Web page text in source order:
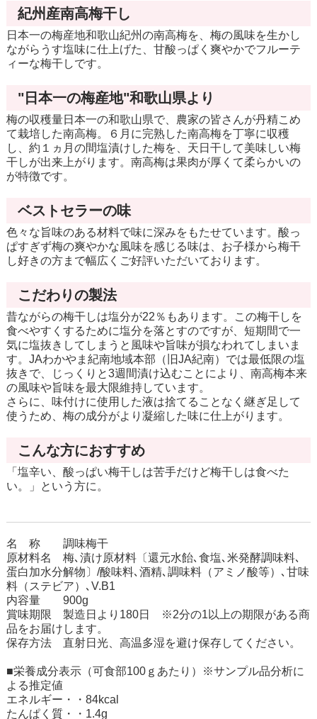
紀州産南高梅干し
日本一の梅産地和歌山紀州の南高梅を、梅の風味を生かし
ながらうす塩味に仕上げた、甘酸っぱく爽やかでフルーテ
ィーな梅干しです。
"日本一の梅産地"和歌山県より
梅の収穫量日本一の和歌山県で、農家の皆さんが丹精こめ
て栽培した南高梅。６月に完熟した南高梅を丁寧に収穫
し、約１ヵ月の間塩漬けした梅を、天日干して美味しい梅
干しが出来上がります。南高梅は果肉が厚くて柔らかいの
が特徴です。
ベストセラーの味
色々な旨味のある材料で味に深みをもたせています。酸っ
ぱすぎず梅の爽やかな風味を感じる味は、お子様から梅干
し好きの方まで幅広くご好評いただいております。
こだわりの製法
昔ながらの梅干しは塩分が22％もあります。この梅干しを
食べやすくするために塩分を落とすのですが、短期間で一
気に塩抜きしてしまうと風味や旨味が損なわれてしまいま
す。JAわかやま紀南地域本部（旧JA紀南）では最低限の塩
抜きで、じっくりと3週間漬け込むことにより、南高梅本来
の風味や旨味を最大限維持しています。
さらに、味付けに使用した液は捨てることなく継ぎ足して
使うため、梅の成分がより凝縮した味に仕上がります。
こんな方におすすめ
「塩辛い、酸っぱい梅干しは苦手だけど梅干しは食べた
い。」という方に。
名 称 調味梅干
原材料名 梅､漬け原材料〔還元水飴､食塩､米発酵調味料､
蛋白加水分解物〕/酸味料､酒精､調味料（アミノ酸等）､甘味
料（ステビア）､V.B1
内容量 900g
賞味期限 製造日より180日 ※2分の1以上の期限がある商
品をお届けします。
保存方法 直射日光、高温多湿を避け保存してください。
■栄養成分表示（可食部100ｇあたり）※サンプル品分析に
よる推定値
エネルギー・・84kcal
たんぱく質・・1.4g